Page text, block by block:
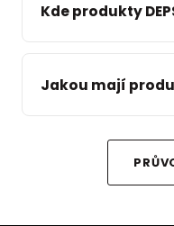
Kde produkty
Jakou mají